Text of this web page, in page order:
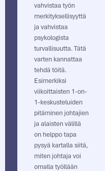
vahvistaa työn
merkityksellisyyttä
ja vahvistaa
psykologista
turvallisuutta. Tätä
varten kannattaa
tehdä töitä.
Esimerkiksi
viikoittaisten 1-on-
1-keskusteluiden
pitäminen johtajien
ja alaisten välillä
on helppo tapa
pysyä kartalla siitä,
miten johtaja voi
omalla työllään